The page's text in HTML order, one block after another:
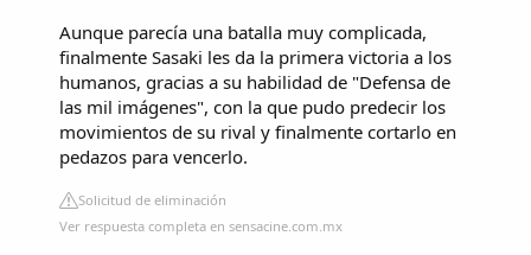
Aunque parecía una batalla muy complicada,
finalmente Sasaki les da la primera victoria a los
humanos, gracias a su habilidad de "Defensa de
las mil imágenes", con la que pudo predecir los
movimientos de su rival y finalmente cortarlo en
pedazos para vencerlo.
Solicitud de eliminación
Ver respuesta completa en sensacine.com.mx